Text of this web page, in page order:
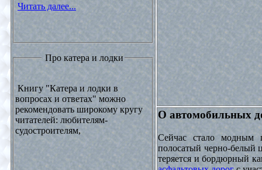
Читать далее...
Про катера и лодки
Книгу "Катера и лодки в
вопросах и ответах" можно
рекомендовать широкому кругу
читателей: любителям-
судостроителям,
О автомобильных
Сейчас стало модным
полосатый черно-белый
теряется и бордюрный